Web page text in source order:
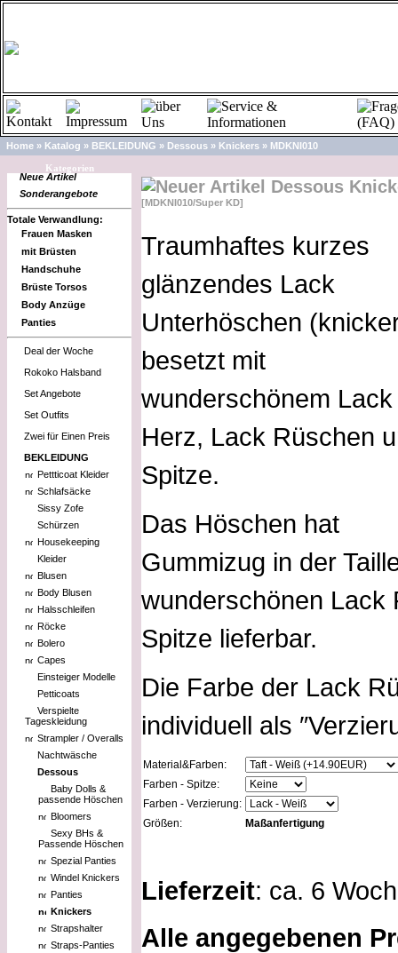
Home » Katalog » BEKLEIDUNG » Dessous » Knickers » MDKNI010
Kategorien
Neue Artikel
Sonderangebote
Totale Verwandlung:
Frauen Masken
mit Brüsten
Handschuhe
Brüste Torsos
Body Anzüge
Panties
Deal der Woche
Rokoko Halsband
Set Angebote
Set Outfits
Zwei für Einen Preis
BEKLEIDUNG
Pettticoat Kleider
Schlafsäcke
Sissy Zofe
Schürzen
Housekeeping
Kleider
Blusen
Body Blusen
Halsschleifen
Röcke
Bolero
Capes
Einsteiger Modelle
Petticoats
Verspielte
Tageskleidung
Strampler / Overalls
Nachtwäsche
Dessous
Baby Dolls &
passende Höschen
Bloomers
Sexy BHs &
Passende Höschen
Spezial Panties
Windel Knickers
Panties
Knickers
Strapshalter
Straps-Panties
Dessous
[MDKNI010/Super KD]
Traumhaftes kurzes
glänzendes Lack
Unterhöschen
besetzt mit
wunderschönem Lack
Herz, Lack Rüschen
Spitze.
Das Höschen hat
Gummizug in der
wunderschönen Lack
Spitze lieferbar.
Die Farbe der Lack
individuell als
Material&Farben:
Farben - Spitze:
Farben - Verzierung:
Größen:
Maßanfertigung
Lieferzeit: ca. 6
Alle angegebenen